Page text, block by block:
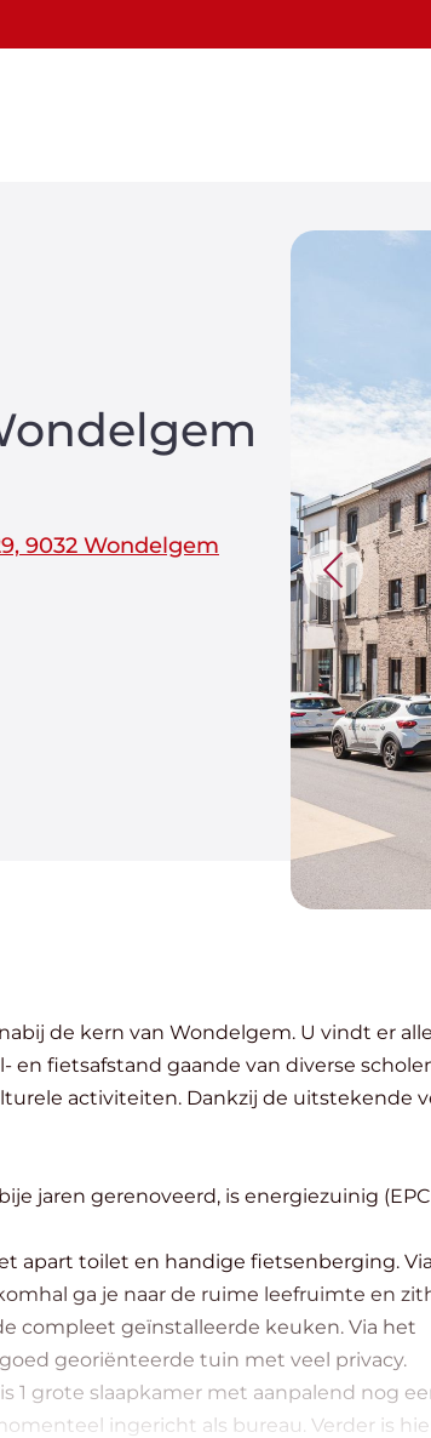
9032 Wondelgem
de kern van Wondelgem. U vindt er alle
en fietsafstand gaande van diverse
activiteiten. Dankzij de uitstekende
jaren gerenoveerd, is energiezuinig
apart toilet en handige fietsenberging. Via
ga je naar de ruime leefruimte en
compleet geïnstalleerde keuken. Via het
georiënteerde tuin met veel privacy.
1 grote slaapkamer met aanpalend nog
ingericht als bureau. Verder is